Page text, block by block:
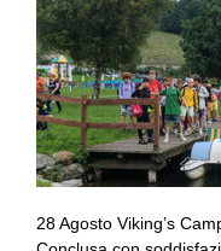
28 Agosto Viking’s